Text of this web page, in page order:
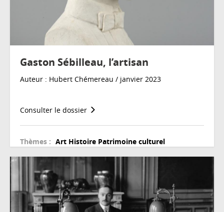
Gaston Sébilleau, l’artisan
Auteur : Hubert Chémereau / janvier 2023
Consulter le dossier
Thèmes : Art Histoire Patrimoine culturel